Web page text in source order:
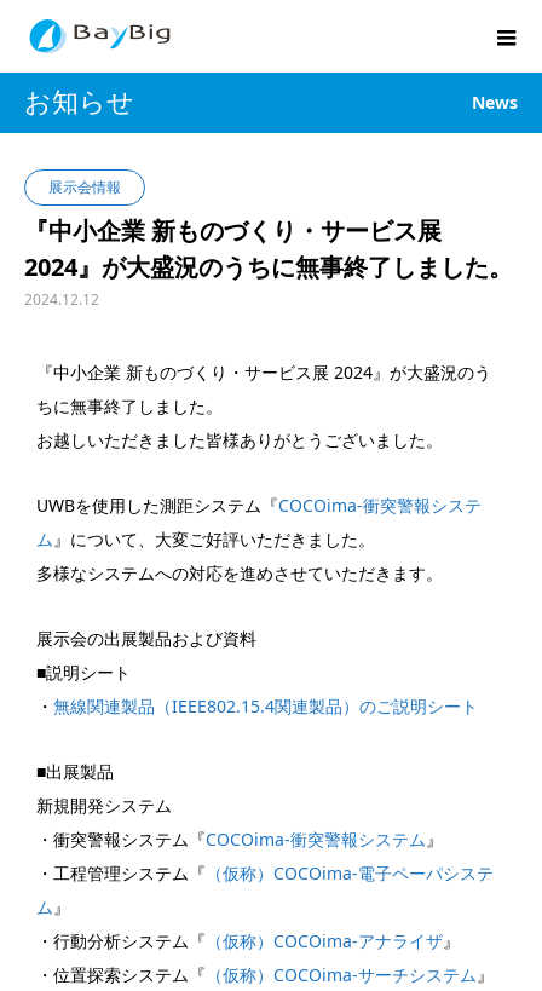
お知らせ News
展示会情報
『中小企業 新ものづくり・サービス展
2024』が大盛況のうちに無事終了しました。
2024.12.12
『中小企業 新ものづくり・サービス展 2024』が大盛況のう
ちに無事終了しました。
お越しいただきました皆様ありがとうございました。
UWBを使用した測距システム『COCOima-衝突警報システ
ム』について、大変ご好評いただきました。
多様なシステムへの対応を進めさせていただきます。
展示会の出展製品および資料
■説明シート
・ 無線関連製品（IEEE802.15.4関連製品）のご説明シート
■出展製品
新規開発システム
・衝突警報システム『COCOima-衝突警報システム』
・工程管理システム『 （仮称）COCOima-電子ペーパシステ
ム』
・行動分析システム『 （仮称）COCOima-アナライザ』
・位置探索システム『 （仮称）COCOima-サーチシステム』